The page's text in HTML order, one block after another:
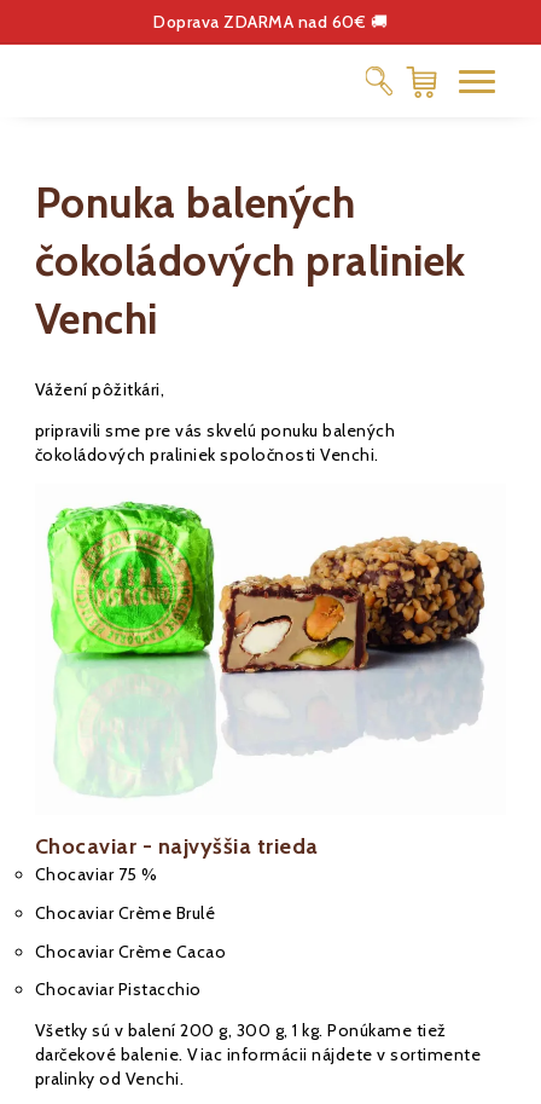
Doprava ZDARMA nad 60€ 🚚
DELIKATESY
KÁVA
DARČEKOVÉ POUKÁŽKY
Ponuka balených
čokoládových praliniek
Venchi
Vážení pôžitkári,
pripravili sme pre vás skvelú ponuku balených
čokoládových praliniek spoločnosti Venchi.
Chocaviar - najvyššia trieda
Chocaviar 75 %
Chocaviar Crème Brulé
Chocaviar Crème Cacao
Chocaviar Pistacchio
Všetky sú v balení 200 g, 300 g, 1 kg. Ponúkame tiež
darčekové balenie. Viac informácii nájdete v sortimente
pralinky od Venchi.